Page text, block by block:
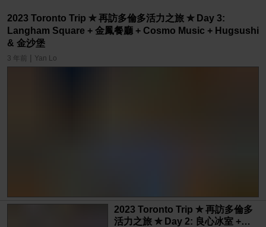
2023 Toronto Trip ✮ 再訪多倫多活力之旅 ✮ Day 3:
Langham Square + 金鳳餐廳 + Cosmo Music + Hugsushi
& 金沙堡
3 年前 | Yan Lo
2023 Toronto Trip ✮ 再訪多倫多
活力之旅 ✮ Day 2: 良心冰室 +